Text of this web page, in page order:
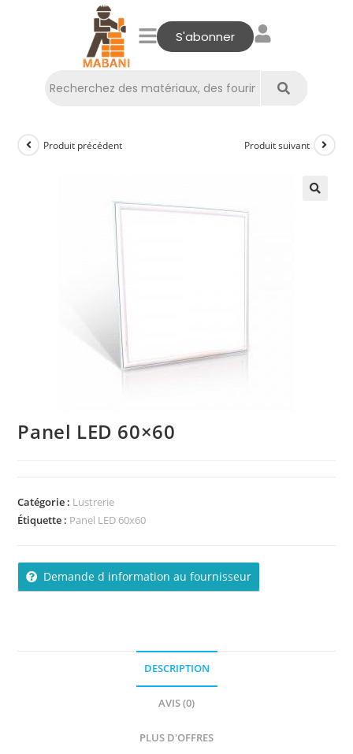
S'abonner
Produit précédent Produit suivant
Panel LED 60×60
Catégorie : Lustrerie
Étiquette : Panel LED 60x60
Demande d information au fournisseur
DESCRIPTION
AVIS (0)
PLUS D'OFFRES